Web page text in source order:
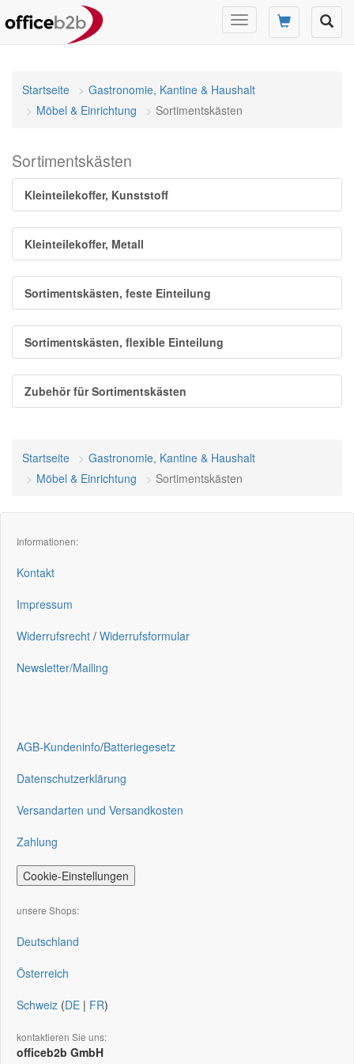
Navigation
umschalten
Startseite
Gastronomie, Kantine & Haushalt
Möbel & Einrichtung
Sortimentskästen
Sortimentskästen
Kleinteilekoffer, Kunststoff
Kleinteilekoffer, Metall
Sortimentskästen, feste Einteilung
Sortimentskästen, flexible Einteilung
Zubehör für Sortimentskästen
Startseite
Gastronomie, Kantine & Haushalt
Möbel & Einrichtung
Sortimentskästen
Informationen:
Kontakt
Impressum
Widerrufsrecht / Widerrufsformular
Newsletter/Mailing
AGB-Kundeninfo/Batteriegesetz
Datenschutzerklärung
Versandarten und Versandkosten
Zahlung
Cookie-Einstellungen
unsere Shops:
Deutschland
Österreich
Schweiz (DE | FR)
kontaktieren Sie uns:
officeb2b GmbH